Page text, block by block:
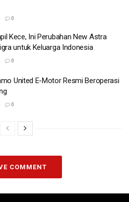
0
Kece, Ini Perubahan New Astra
untuk Keluarga Indonesia
0
United E-Motor Resmi Beroperasi
0
COMMENT